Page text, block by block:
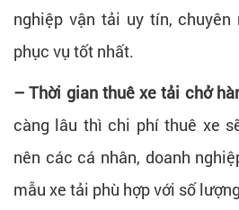
nghiệp vận tải uy tín, chuyên
phục vụ tốt nhất.
– Thời gian thuê xe tải chở
càng lâu thì chi phí thuê xe
nên các cá nhân, doanh
mẫu xe tải phù hợp với số